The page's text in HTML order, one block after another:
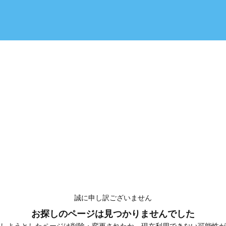
誠に申し訳ございません
お探しのページは見つかりませんでした